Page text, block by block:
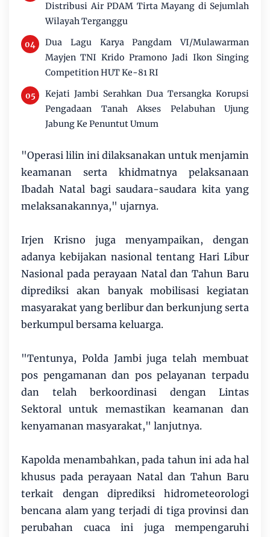
Distribusi Air PDAM Tirta Mayang di Sejumlah
Wilayah Terganggu
Dua Lagu Karya Pangdam VI/Mulawarman
Mayjen TNI Krido Pramono Jadi Ikon Singing
Competition HUT Ke-81 RI
Kejati Jambi Serahkan Dua Tersangka Korupsi
Pengadaan Tanah Akses Pelabuhan Ujung
Jabung Ke Penuntut Umum
"Operasi lilin ini dilaksanakan untuk menjamin
keamanan serta khidmatnya pelaksanaan
Ibadah Natal bagi saudara-saudara kita yang
melaksanakannya," ujarnya.
Irjen Krisno juga menyampaikan, dengan
adanya kebijakan nasional tentang Hari Libur
Nasional pada perayaan Natal dan Tahun Baru
diprediksi akan banyak mobilisasi kegiatan
masyarakat yang berlibur dan berkunjung serta
berkumpul bersama keluarga.
"Tentunya, Polda Jambi juga telah membuat
pos pengamanan dan pos pelayanan terpadu
dan telah berkoordinasi dengan Lintas
Sektoral untuk memastikan keamanan dan
kenyamanan masyarakat," lanjutnya.
Kapolda menambahkan, pada tahun ini ada hal
khusus pada perayaan Natal dan Tahun Baru
terkait dengan diprediksi hidrometeorologi
bencana alam yang terjadi di tiga provinsi dan
perubahan cuaca ini juga mempengaruhi